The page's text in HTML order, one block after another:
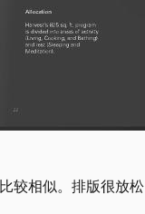
比较相似。排版很放